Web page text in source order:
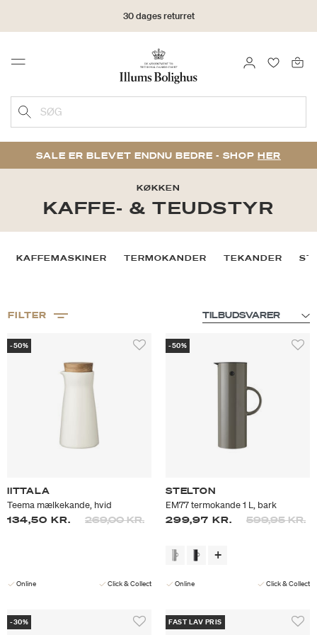
30 dages returret
Menu LOG IND
SØG
SALE ER BLEVET ENDNU BEDRE - SHOP HER
KØKKEN
KAFFE- & TEUDSTYR
KAFFEMASKINER TERMOKANDER TEKANDER
FILTER
-50%
IITTALA
Teema mælkekande, hvid
134,50 KR.
Prisen er nedsat fra
269,00 KR.til
Online Click & Collect
-50%
STELTON
EM77 termokande 1 L, bark
299,97 KR.
Prisen er
599,95 KR.til
Online Click & Collect
-30% FAST LAV PRIS